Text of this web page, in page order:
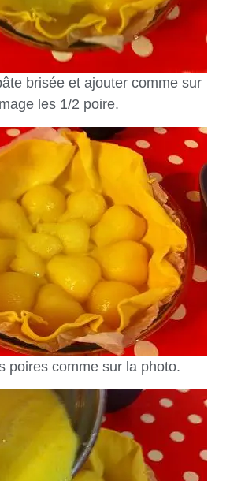
brisée et ajouter comme sur
les 1/2 poire.
poires comme sur la photo.